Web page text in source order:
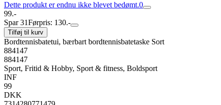
Dette produkt er endnu ikke blevet bedømt.0
99.-
Spar 31Førpris: 130.-
Tilføj til kurv
Bordtennisbatetui, bærbart bordtennisbatetaske Sort
884147
884147
Sport, Fritid & Hobby, Sport & fitness, Boldsport
INF
99
DKK